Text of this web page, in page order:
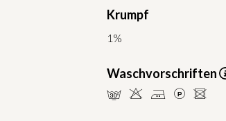
Krumpf
1%
Waschvorschriften
mHELU